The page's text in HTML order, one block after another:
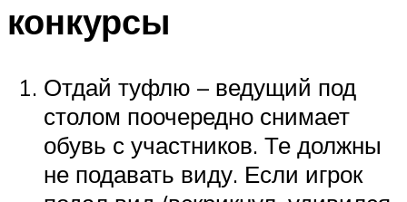
конкурсы
Отдай туфлю – ведущий под
столом поочередно снимает
обувь с участников. Те должны
не подавать виду. Если игрок